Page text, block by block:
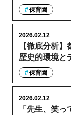
保育園
【徹底分析
歴史的環境と
2026.02.12
保育園
「先生、笑
2026.02.12